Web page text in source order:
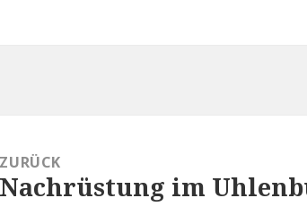
ZURÜCK
Vorheriger
Nachrüstung im